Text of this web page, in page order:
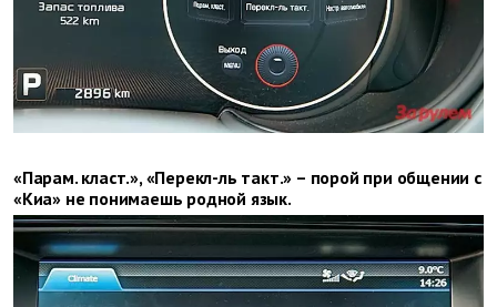
«Парам. класт.», «Перекл-ль такт.» – порой при общении с
«Киа» не понимаешь родной язык.